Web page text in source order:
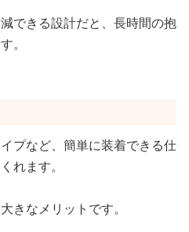
できる設計だと、長時間の抱
。
プなど、簡単に装着できる仕
れます。
きなメリットです。